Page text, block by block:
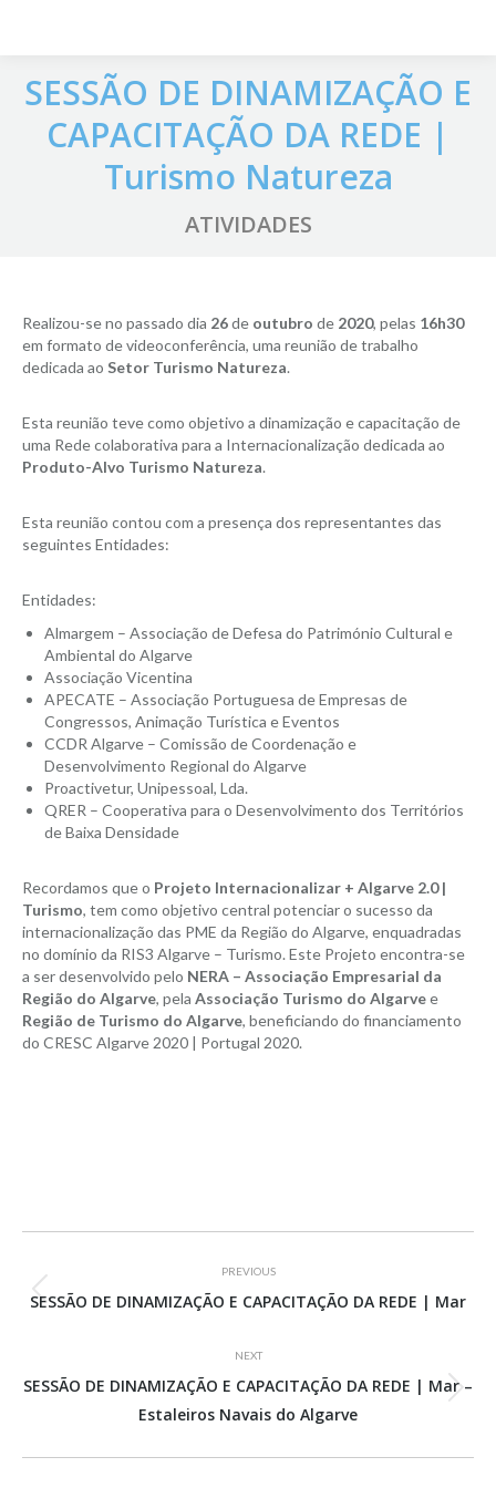
SESSÃO DE DINAMIZAÇÃO E
CAPACITAÇÃO DA REDE |
Turismo Natureza
ATIVIDADES
Realizou-se no passado dia 26de outubro de 2020, pelas 16h30
em formato de videoconferência, uma reunião de trabalho
dedicada ao Setor Turismo Natureza.
Esta reunião teve como objetivo a dinamização e capacitação de
uma Rede colaborativa para a Internacionalização dedicada ao
Produto-Alvo Turismo Natureza.
Esta reunião contou com a presença dos representantes das
seguintes Entidades:
Entidades:
Almargem – Associação de Defesa do Património Cultural e
Ambiental do Algarve
Associação Vicentina
APECATE – Associação Portuguesa de Empresas de
Congressos, Animação Turística e Eventos
CCDR Algarve – Comissão de Coordenação e
Desenvolvimento Regional do Algarve
Proactivetur, Unipessoal, Lda.
QRER – Cooperativa para o Desenvolvimento dos Territórios
de Baixa Densidade
Recordamos que o Projeto Internacionalizar + Algarve 2.0 |
Turismo, tem como objetivo central potenciar o sucesso da
internacionalização das PME da Região do Algarve, enquadradas
no domínio da RIS3 Algarve – Turismo. Este Projeto encontra-se
a ser desenvolvido pelo NERA – Associação Empresarial da
Região do Algarve, pela Associação Turismo do Algarvee
Região de Turismo do Algarve, beneficiando do financiamento
do CRESC Algarve 2020 | Portugal 2020.
navigation
PREVIOUS
Previous
SESSÃO DE DINAMIZAÇÃO E CAPACITAÇÃO DA REDE | Mar
NEXT
Next
project:
SESSÃO DE DINAMIZAÇÃO E CAPACITAÇÃO DA REDE | Mar –
Estaleiros Navais do Algarve